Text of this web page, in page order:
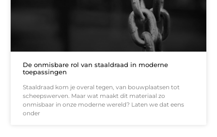
De onmisbare rol van staaldraad in moderne
toepassingen
Staaldraad kom je overal tegen, van bouwplaatsen tot
scheepswerven. Maar wat maakt dit materiaal zo
onmisbaar in onze moderne wereld? Laten we dat eens
onder